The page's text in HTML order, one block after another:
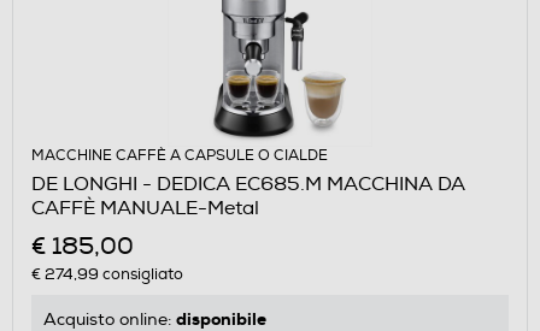
MACCHINE CAFFÈ A CAPSULE O CIALDE
DE LONGHI - DEDICA EC685.M MACCHINA DA
CAFFÈ MANUALE-Metal
€ 185,00
€ 274,99 consigliato
Acquisto online: disponibile